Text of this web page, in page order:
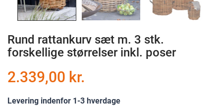
Rund rattankurv sæt m. 3 stk.
forskellige størrelser inkl. poser
2.339,00 kr.
Levering indenfor 1-3 hverdage